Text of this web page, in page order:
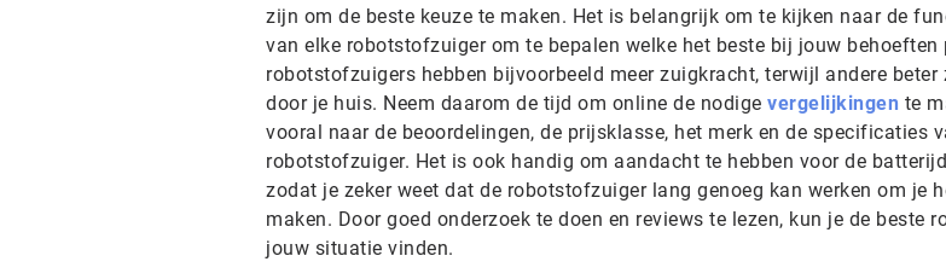
zijn om de beste keuze te maken. Het is belangrijk om te kijken naar de
van elke robotstofzuiger om te bepalen welke het beste bij jouw behoeften
robotstofzuigers hebben bijvoorbeeld meer zuigkracht, terwijl andere beter
door je huis. Neem daarom de tijd om online de nodige vergelijkingen te
vooral naar de beoordelingen, de prijsklasse, het merk en de specificaties
robotstofzuiger. Het is ook handig om aandacht te hebben voor de
zodat je zeker weet dat de robotstofzuiger lang genoeg kan werken om je
maken. Door goed onderzoek te doen en reviews te lezen, kun je de beste
jouw situatie vinden.